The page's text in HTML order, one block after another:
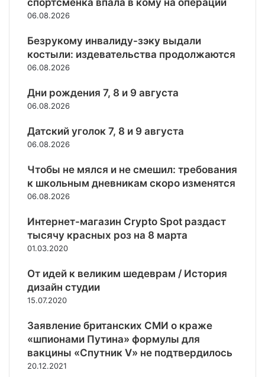
А
О
С
б
е
б
а
к
»
е
ь
и
д
р
п
а
с
в
н
е
и
т
о
и
и
з
в
о
д
«
А
н
т
в
,
в
а
р
у
п
л
ь
з
х
о
д
т
л
о
н
н
п
и
н
о
т
р
н
н
й
в
а
ю
т
ы
а
в
н
е
н
н
т
н
я
l
i
и
к
ф
е
P
u
l
i
о
б
ъ
в
и
о
т
е
л
ы
р
с
с
и
н
н
а
е
й
с
в
и
спортсменка впала в кому на операции
06.08.2026
Безрукому инвалиду-зэку выдали
костыли: издевательства продолжаются
06.08.2026
Дни рождения 7, 8 и 9 августа
06.08.2026
Датский уголок 7, 8 и 9 августа
06.08.2026
Чтобы не мялся и не смешил: требования
к школьным дневникам скоро изменятся
06.08.2026
Интернет-магазин Crypto Spot раздаст
тысячу красных роз на 8 марта
01.03.2020
От идей к великим шедеврам / История
дизайн студии
15.07.2020
Заявление британских СМИ о краже
«шпионами Путина» формулы для
вакцины «Спутник V» не подтвердилось
20.12.2021